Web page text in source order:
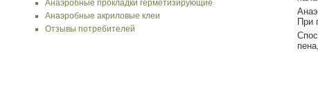
Анаэробные прокладки герметизирующие
Анаэробные акриловые клеи
Отзывы потребителей
При